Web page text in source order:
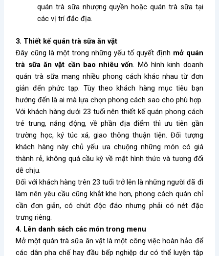
quán trà sữa nhượng quyền hoặc quán trà sữa tại
các vị trí đắc địa.
3. Thiết kế quán trà sữa ăn vặt
Đây cũng là một trong những yếu tố quyết định mở quán
trà sữa ăn vặt cần bao nhiêu vốn. Mô hình kinh doanh
quán trà sữa mang nhiều phong cách khác nhau từ đơn
giản đến phức tạp. Tùy theo khách hàng mục tiêu bạn
hướng đến là ai mà lựa chọn phong cách sao cho phù hợp.
Với khách hàng dưới 23 tuổi nên thiết kế quán phong cách
trẻ trung, năng động, về phần địa điểm thì ưu tiên gần
trường học, ký túc xá, giao thông thuận tiện. Đối tượng
khách hàng này chủ yếu ưa chuộng những món có giá
thành rẻ, không quá cầu kỳ về mặt hình thức và tương đối
dễ chịu.
Đối với khách hàng trên 23 tuổi trở lên là những người đã đi
làm nên yêu cầu cũng khắt khe hơn, phong cách quán chỉ
cần đơn giản, có chút độc đáo nhưng phải có nét đặc
trưng riêng.
4. Lên danh sách các món trong menu
Mở một quán trà sữa ăn vặt là một công việc hoàn hảo để
các dân pha chế hay đầu bếp nghiệp dư có thể luyện tập